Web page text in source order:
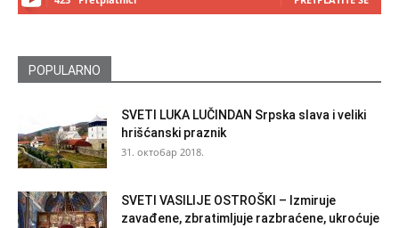
POPULARNO
SVETI LUKA LUČINDAN Srpska slava i veliki
hrišćanski praznik
31. октобар 2018.
SVETI VASILIJE OSTROŠKI – Izmiruje
zavađene, zbratimljuje razbraćene, ukroćuje